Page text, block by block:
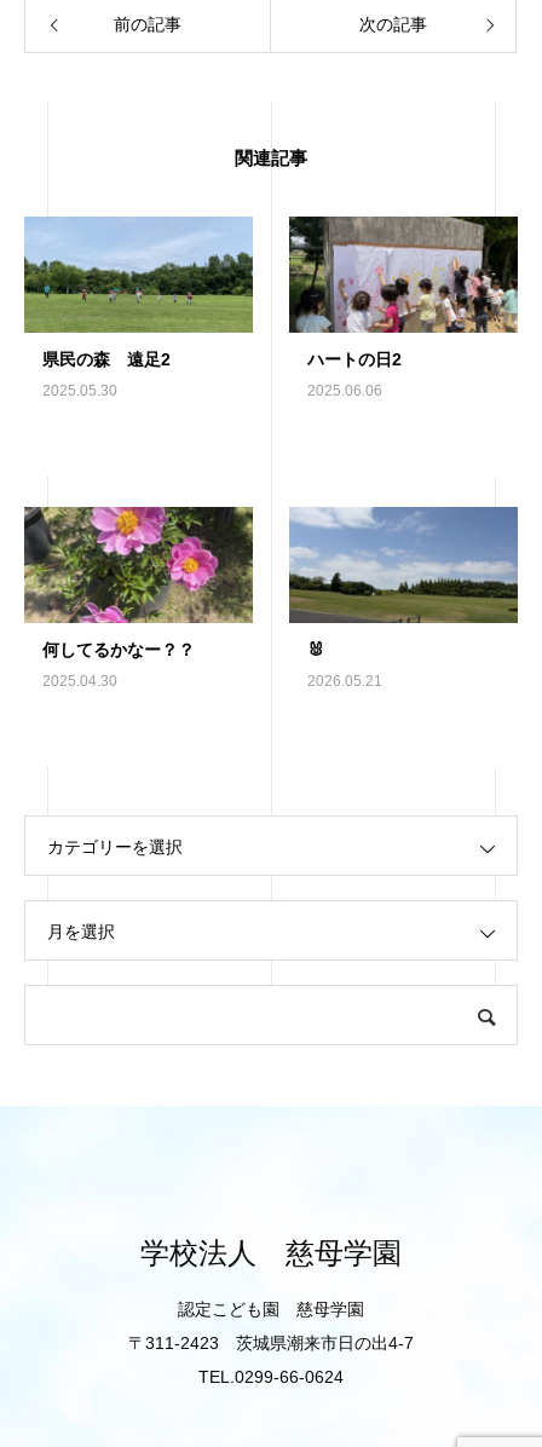
前の記事 次の記事
関連記事
県民の森 遠足2
2025.05.30
ハートの日2
2025.06.06
何してるかなー？？
2025.04.30
🐰
2026.05.21
カテゴリーを選択
月を選択
学校法人 慈母学園
認定こども園 慈母学園
〒311-2423 茨城県潮来市日の出4-7
TEL.0299-66-0624